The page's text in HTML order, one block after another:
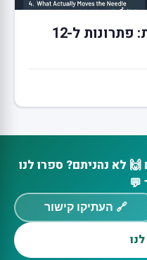
איך להאט את ההזדקנות: פתרונות ל-12
לא נהניתם? ספרו לנו
💬
🔗 העתיקו קישור